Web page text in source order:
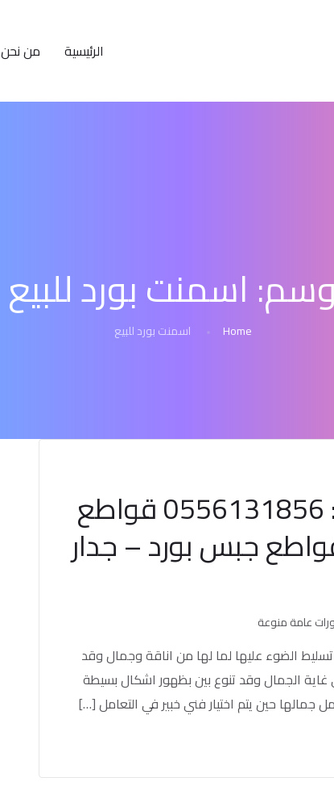
الرئيسية من نحن
اسمنت بورد للبيع
Home اسمنت بورد للبيع
فواصل جبس بورد الطائف ت: 0556131856 قواطع
جبس بورد – جدار
عامة منوعة
الضوء عليها لما لها من اناقة وجمال وقد
الجمال وقد تنوع بين بظهور اشكال بسيطة
حين يتم اختيار فني خبير في التعامل […]